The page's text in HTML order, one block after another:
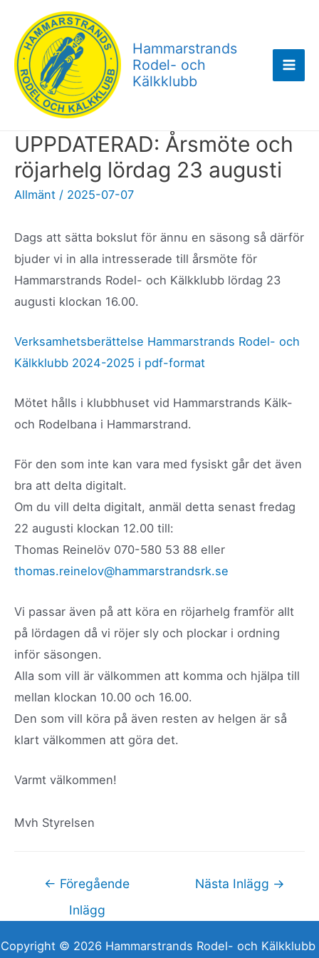
innehåll
Hammarstrands
Rodel- och
Kälkklubb
UPPDATERAD: Årsmöte och
röjarhelg lördag 23 augusti
Allmänt / 2025-07-07
Dags att sätta bokslut för ännu en säsong så därför
bjuder vi in alla intresserade till årsmöte för
Hammarstrands Rodel- och Kälkklubb lördag 23
augusti klockan 16.00.
Verksamhetsberättelse Hammarstrands Rodel- och
Kälkklubb 2024-2025 i pdf-format
Mötet hålls i klubbhuset vid Hammarstrands Kälk-
och Rodelbana i Hammarstrand.
För den som inte kan vara med fysiskt går det även
bra att delta digitalt.
Om du vill delta digitalt, anmäl detta senast fredag
22 augusti klockan 12.00 till:
Thomas Reinelöv 070-580 53 88 eller
thomas.reinelov@hammarstrandsrk.se
Vi passar även på att köra en röjarhelg framför allt
på lördagen då vi röjer sly och plockar i ordning
inför säsongen.
Alla som vill är välkommen att komma och hjälpa till
mellan klockan 10.00 och 16.00.
Den som vill köra på även resten av helgen är så
klart välkommen att göra det.
Varmt välkommen!
Mvh Styrelsen
Inläggsnavigering
← Föregående
Inlägg
Nästa Inlägg →
Copyright © 2026 Hammarstrands Rodel- och Kälkklubb